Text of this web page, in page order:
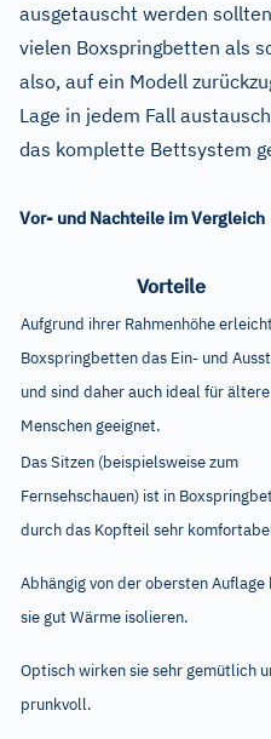
ausgetauscht werden
vielen Boxspringbetten als
also, auf ein Modell
Lage in jedem Fall
das komplette Bettsystem
Vor- und Nachteile im Vergleich
Vorteile
Aufgrund ihrer Rahmenhöhe
Boxspringbetten das Ein- und
und sind daher auch ideal für ältere
Menschen geeignet.
Das Sitzen (beispielsweise zum
Fernsehschauen) ist in
durch das Kopfteil sehr
Abhängig von der obersten Auflage
sie gut Wärme isolieren.
Optisch wirken sie sehr gemütlich
prunkvoll.